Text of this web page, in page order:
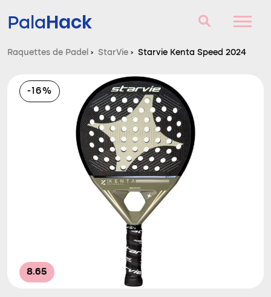
PalaHack
Raquettes de Padel
Questions et réponses
Comparateur
Raquettes de Padel › StarVie › Starvie Kenta Speed 2024
-16%
8.65